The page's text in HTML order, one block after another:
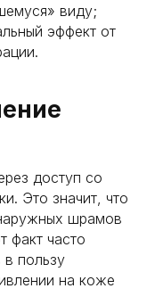
виду;
эффект от
доступ со
Это значит, что
шрамов
факт часто
в пользу
на коже